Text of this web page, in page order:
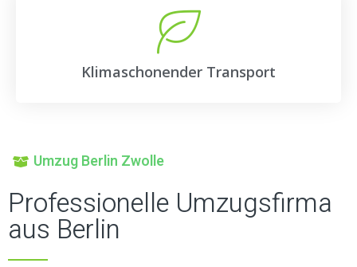
Klimaschonender Transport
Umzug Berlin Zwolle
Professionelle Umzugsfirma
aus Berlin